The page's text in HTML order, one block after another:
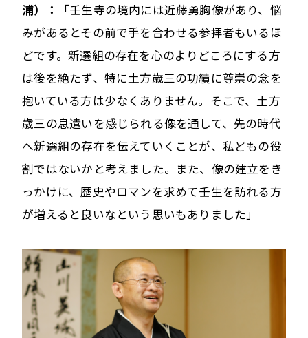
浦）：
「壬生寺の境内には近藤勇胸像があり、悩
みがあるとその前で手を合わせる参拝者もいるほ
どです。新選組の存在を心のよりどころにする方
は後を絶たず、特に土方歳三の功績に尊崇の念を
抱いている方は少なくありません。そこで、土方
歳三の息遣いを感じられる像を通して、先の時代
へ新選組の存在を伝えていくことが、私どもの役
割ではないかと考えました。また、像の建立をき
っかけに、歴史やロマンを求めて壬生を訪れる方
が増えると良いなという思いもありました」